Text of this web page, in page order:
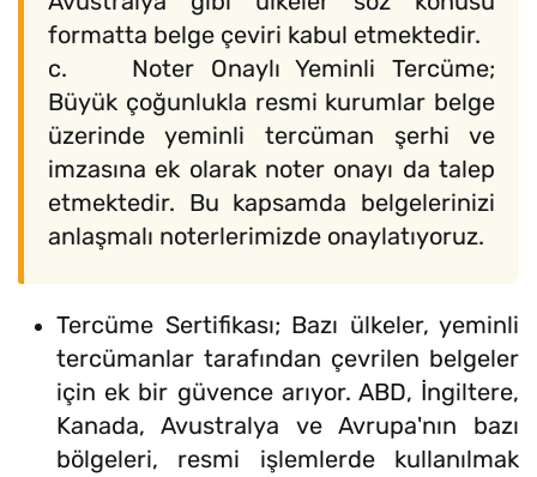
formatta belge çeviri kabul etmektedir.
c. Noter Onaylı Yeminli Tercüme;
Büyük çoğunlukla resmi kurumlar belge
üzerinde yeminli tercüman şerhi ve
imzasına ek olarak noter onayı da talep
etmektedir. Bu kapsamda belgelerinizi
anlaşmalı noterlerimizde onaylatıyoruz.
Tercüme Sertifikası; Bazı ülkeler, yeminli
tercümanlar tarafından çevrilen belgeler
için ek bir güvence arıyor. ABD, İngiltere,
Kanada, Avustralya ve Avrupa'nın bazı
bölgeleri, resmi işlemlerde kullanılmak